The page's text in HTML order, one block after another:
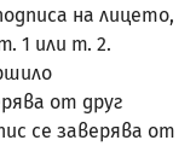
на лицето,
1 или т. 2.
от друг
се заверява от